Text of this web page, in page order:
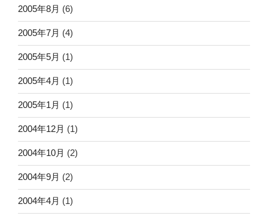
2005年8月 (6)
2005年7月 (4)
2005年5月 (1)
2005年4月 (1)
2005年1月 (1)
2004年12月 (1)
2004年10月 (2)
2004年9月 (2)
2004年4月 (1)